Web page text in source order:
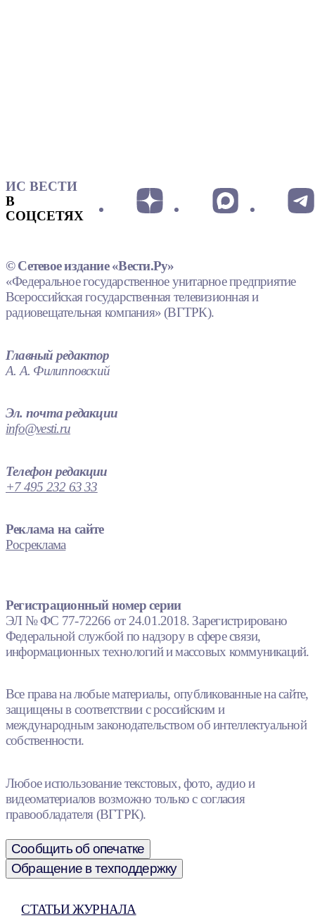
ИС ВЕСТИ
В
СОЦСЕТЯХ
© Сетевое издание «Вести.Ру»
«Федеральное государственное унитарное предприятие
Всероссийская государственная телевизионная и
радиовещательная компания» (ВГТРК).
Главный редактор
А. А. Филипповский
Эл. почта редакции
info@vesti.ru
Телефон редакции
+7 495 232 63 33
Реклама на сайте
Росреклама
Регистрационный номер серии
ЭЛ № ФС 77-72266 от 24.01.2018. Зарегистрировано
Федеральной службой по надзору в сфере связи,
информационных технологий и массовых коммуникаций.
Все права на любые материалы, опубликованные на сайте,
защищены в соответствии с российским и
международным законодательством об интеллектуальной
собственности.
Любое использование текстовых, фото, аудио и
видеоматериалов возможно только с согласия
правообладателя (ВГТРК).
Сообщить об опечатке
Обращение в техподдержку
СТАТЬИ ЖУРНАЛА